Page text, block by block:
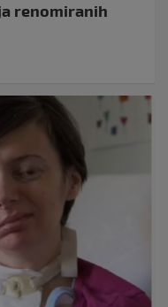
renomiranih